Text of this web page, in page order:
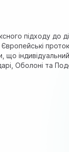
підходу до
що
Оболоні та